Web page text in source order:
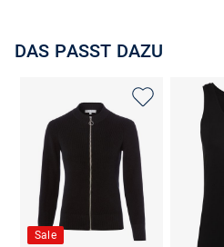
DAS PASST DAZU
Sale